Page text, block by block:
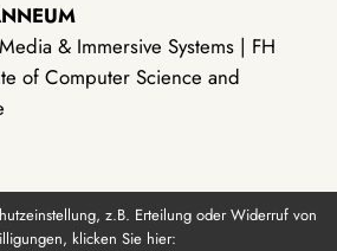
& Immersive Systems | FH
of Computer Science and
z.B. Erteilung oder Widerruf von
klicken Sie hier: